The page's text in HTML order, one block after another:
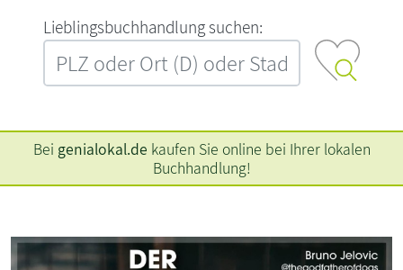
L‍i‍e‍b‍l‍i‍n‍g‍s‍b‍u‍c‍h‍h‍a‍n‍d‍l‍u‍n‍g‍ ‍s‍u‍c‍h‍e‍n‍:‍
Bei genialokal.de kaufen Sie online bei Ihrer lokalen
Buchhandlung!